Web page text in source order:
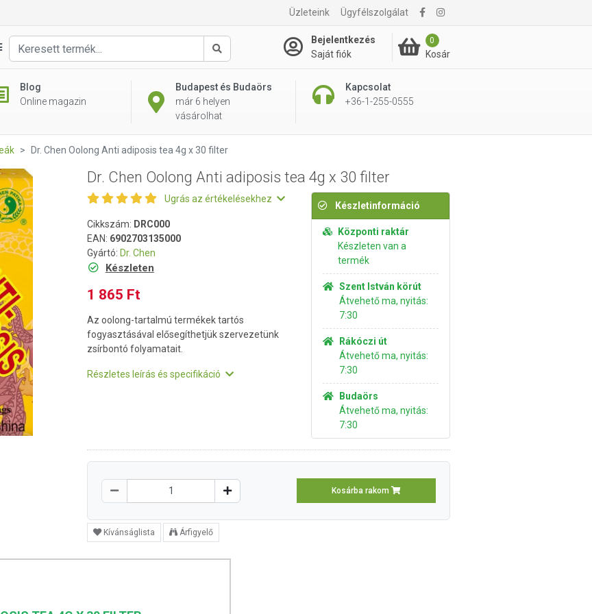
Üzleteink Ügyfélszolgálat
Keresés
Bejelentkezés
Saját fiók
0
Kosár
Blog
Online magazin
Budapest és Budaörs
már 6 helyen
vásárolhat
Kapcsolat
+36-1-255-0555
1 865 Ft Kosárba rakom
Dr. Chen Oolong Anti adiposis tea 4g x 30 filter
Dr. Chen Oolong Anti adiposis tea 4g x 30 filter
Ugrás az értékelésekhez
Cikkszám: DRC000
EAN: 6902703135000
Gyártó: Dr. Chen
Készleten
1 865 Ft
Az oolong-tartalmú termékek tartós
fogyasztásával elősegíthetjük szervezetünk
zsírbontó folyamatait.
Részletes leírás és specifikáció
Készletinformáció
Központi raktár
Készleten van a
termék
Szent István körút
Átvehető ma, nyitás:
7:30
Rákóczi út
Átvehető ma, nyitás:
7:30
Budaörs
Átvehető ma, nyitás:
7:30
Kosárba rakom
Kívánságlista Árfigyelő